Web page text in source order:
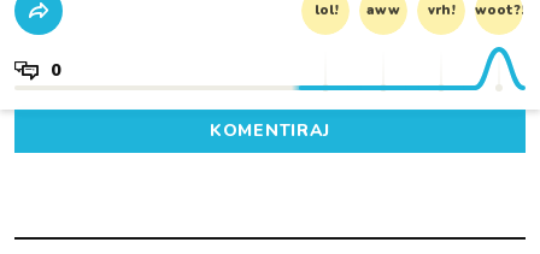
lol! aww vrh! woot?!
0
KOMENTIRAJ